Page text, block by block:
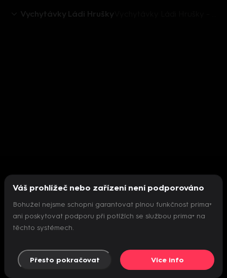
Vychytávky Ládi Hrušky
Nepodařilo se inicializovat přehrávač
Váš prohlížeč nebo zařízení není podporováno
Bohužel nejsme schopni garantovat plnou funkčnost prima+
ani poskytovat podporu při potížích se službou prima+ na
těchto systémech.
Přesto pokračovat Více info